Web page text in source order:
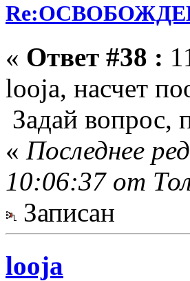
« Ответ #38 :
looja, насчет
Задай вопрос,
« Последнее
10:06:37 от
Записан
looja